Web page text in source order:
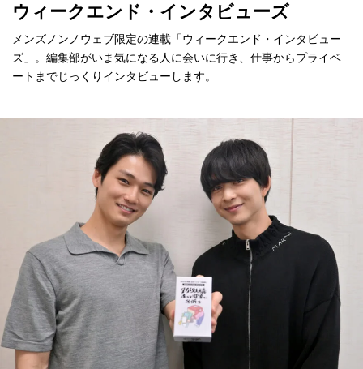
ウィークエンド・インタビューズ
メンズノンノウェブ限定の連載「ウィークエンド・インタビュー
ズ」。編集部がいま気になる人に会いに行き、仕事からプライベ
ートまでじっくりインタビューします。